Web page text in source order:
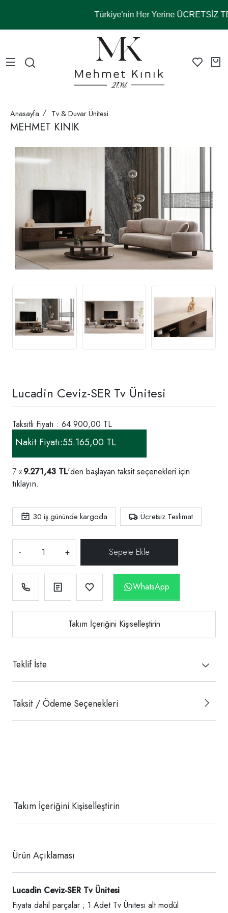
Türkiye'nin Her Yerine ÜCRETSİZ
Anasayfa Tv & Duvar Ünitesi
MEHMET KINIK
Lucadin Ceviz-SER Tv Ünitesi
Taksitli Fiyatı : 64.900,00 TL
Nakit Fiyatı:55.165,00 TL
9.271,43 TL'den başlayan taksit seçenekleri için
tıklayın.
30 iş gününde kargoda Ücretsiz Teslimat
- +
WhatsApp
Takım İçeriğini Kişiselleştirin
Teklif İste
Taksit / Ödeme Seçenekleri
Takım İçeriğini Kişiselleştirin
Ürün Açıklaması
Lucadin Ceviz-SER Tv Ünitesi
Fiyata dahil parçalar ; 1 Adet Tv Ünitesi alt modül